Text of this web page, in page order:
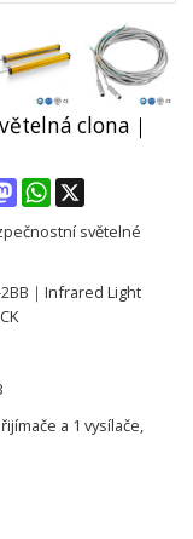
clona｜
MastodonWhatsApp
světelné
｜Infrared Light
a 1 vysílače,